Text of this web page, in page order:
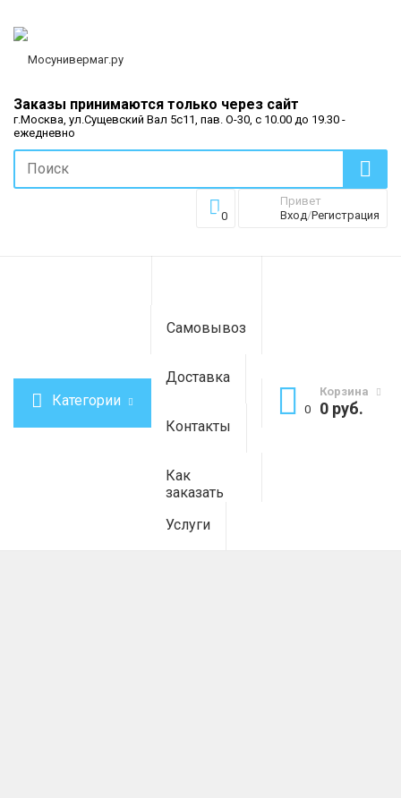
Заказы принимаются только через сайт
г.Москва, ул.Сущевский Вал 5с11, пав. О-30, с 10.00 до 19.30 -
ежедневно
0
Привет
Вход/Регистрация
Категории
Самовывоз
Доставка
Контакты
Как
заказать
Услуги
Корзина
0
0 руб.